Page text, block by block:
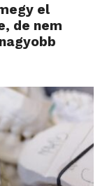
el
de nem